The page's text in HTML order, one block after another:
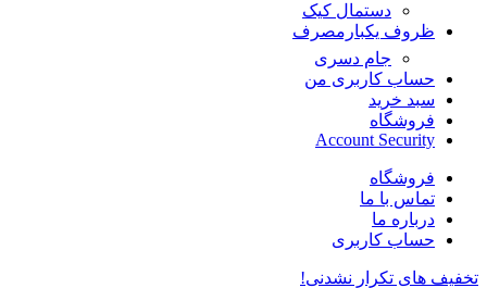
دستمال کیک
ظروف یکبارمصرف
جام دسری
حساب کاربری من
سبد خرید
فروشگاه
Account Security
فروشگاه
تماس با ما
درباره ما
حساب کاربری
تخفیف های تکرار نشدنی!